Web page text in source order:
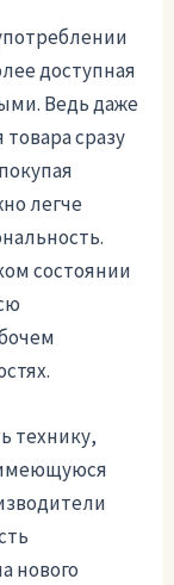
доступная
Ведь даже
сразу
легче
состоянии
технику,
нового